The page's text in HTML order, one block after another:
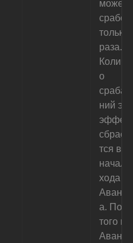
может
только
раза.
о
ний
тся в
хода
а.
того